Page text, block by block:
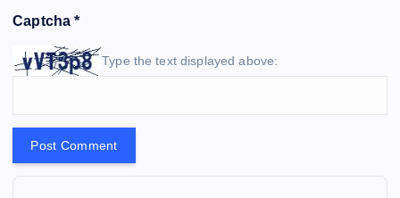
Captcha*
Type the text displayed above: